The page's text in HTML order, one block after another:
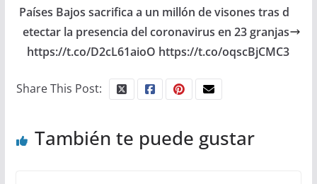
Países Bajos sacrifica a un millón de visones tras d
etectar la presencia del coronavirus en 23 granjas
https://t.co/D2cL61aioO https://t.co/oqscBjCMC3
Share This Post:
También te puede gustar